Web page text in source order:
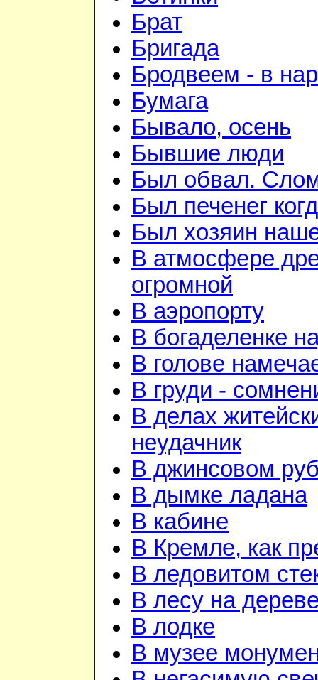
Брат
Бригада
Бродвеем - в
Бумага
Бывало, осень
Бывшие люди
Был обвал.
Был печенег
Был хозяин
В атмосфере
огромной
В аэропорту
В богаделенке
В голове
В груди -
В делах
неудачник
В джинсовом
В дымке ладана
В кабине
В Кремле, как
В ледовитом
В лесу на
В лодке
В музее